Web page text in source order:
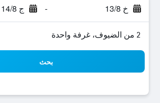
خ 13/8 - ج 14/8
2 من الضيوف، غرفة واحدة
بحث